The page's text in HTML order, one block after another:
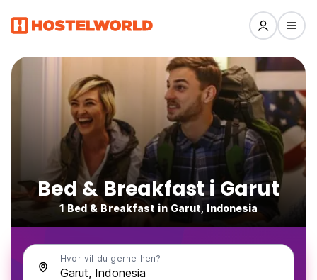
Bed & Breakfast i Garut
1 Bed & Breakfast in Garut, Indonesia
Hvor vil du gerne hen?